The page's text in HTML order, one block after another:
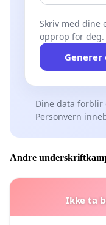
Skriv med dine
opprop for deg.
Generer
Dine data forblir
Personvern
Andre
Ikke ta